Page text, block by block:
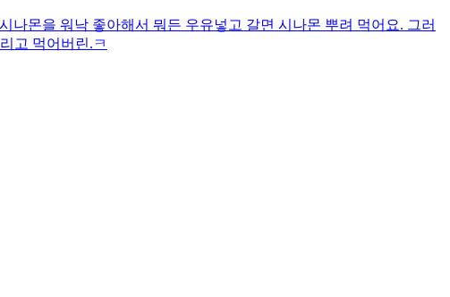
몬을 워낙 좋아해서 뭐든 우유넣고 갈면 시나몬 뿌려 먹어요. 그러
고 먹어버린.ㅋ